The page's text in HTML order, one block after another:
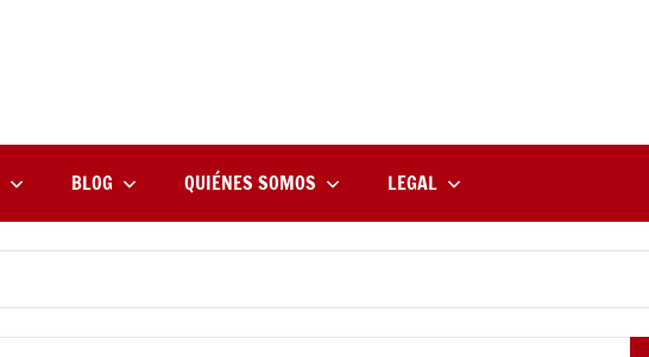
Magazine
música
internacional
BLOG QUIÉNES SOMOS LEGAL